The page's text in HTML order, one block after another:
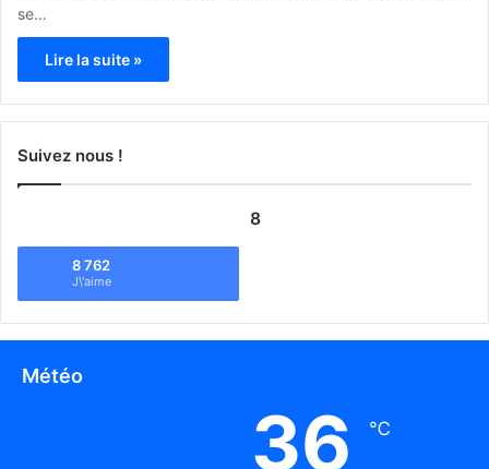
se…
Lire la suite »
Suivez nous !
8
8 762
J\'aime
Météo
36 ℃